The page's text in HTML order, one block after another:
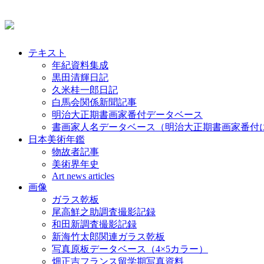
テキスト
年紀資料集成
黒田清輝日記
久米桂一郎日記
白馬会関係新聞記事
明治大正期書画家番付データベース
書画家人名データベース（明治大正期書画家番付
日本美術年鑑
物故者記事
美術界年史
Art news articles
画像
ガラス乾板
尾高鮮之助調査撮影記録
和田新調査撮影記録
新海竹太郎関連ガラス乾板
写真原板データベース（4×5カラー）
畑正吉フランス留学期写真資料